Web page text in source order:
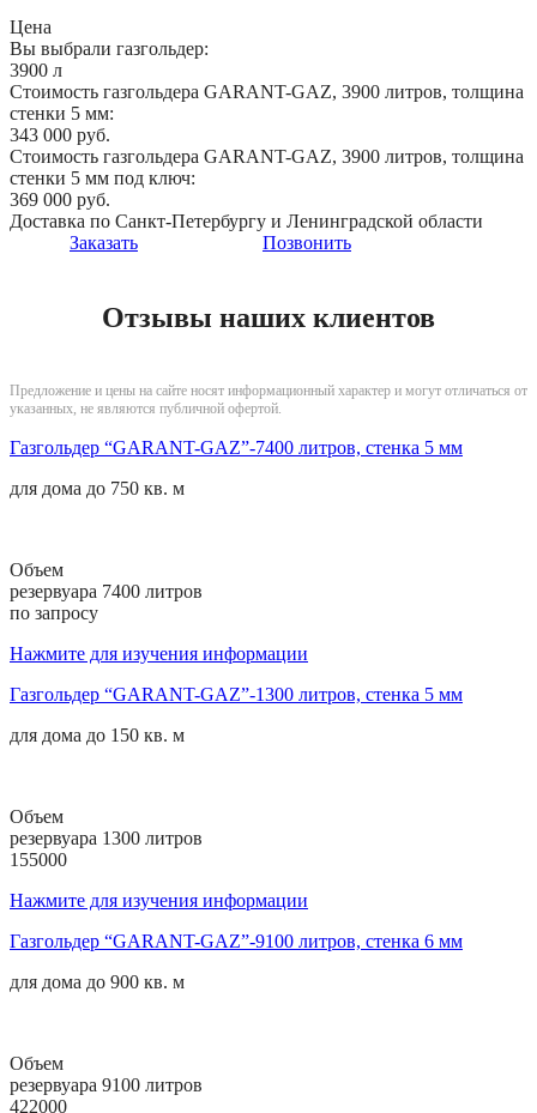
Цена
Вы выбрали газгольдер:
3900 л
Стоимость газгольдера GARANT-GAZ, 3900 литров, толщина
стенки 5 мм:
343 000 руб.
Стоимость газгольдера GARANT-GAZ, 3900 литров, толщина
стенки 5 мм под ключ:
369 000 руб.
Доставка по Санкт-Петербургу и Ленинградской области
Заказать
Позвонить
Отзывы наших клиентов
Предложение и цены на сайте носят информационный характер и могут отличаться от
указанных, не являются публичной офертой.
Газгольдер “GARANT-GAZ”-7400 литров, стенка 5 мм
для дома до 750 кв. м
Объем
резервуара 7400 литров
по запросу
Нажмите для изучения информации
Газгольдер “GARANT-GAZ”-1300 литров, стенка 5 мм
для дома до 150 кв. м
Объем
резервуара 1300 литров
155000
Нажмите для изучения информации
Газгольдер “GARANT-GAZ”-9100 литров, стенка 6 мм
для дома до 900 кв. м
Объем
резервуара 9100 литров
422000